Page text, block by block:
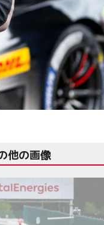
他の画像